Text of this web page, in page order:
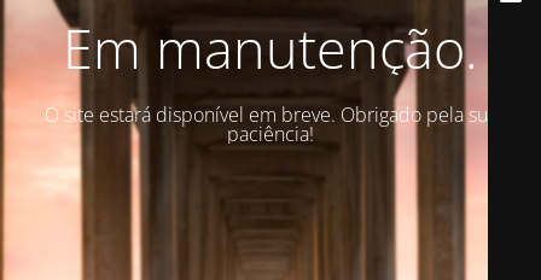
Em manutenção.
O site estará disponível em breve. Obrigado pela sua
paciência!